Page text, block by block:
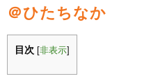
＠ひたちなか
目次 [非表示]